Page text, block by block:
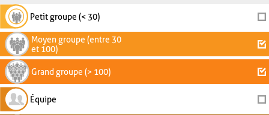
Petit groupe (< 30)
Moyen groupe (entre 30
et 100)
Grand groupe (> 100)
Équipe